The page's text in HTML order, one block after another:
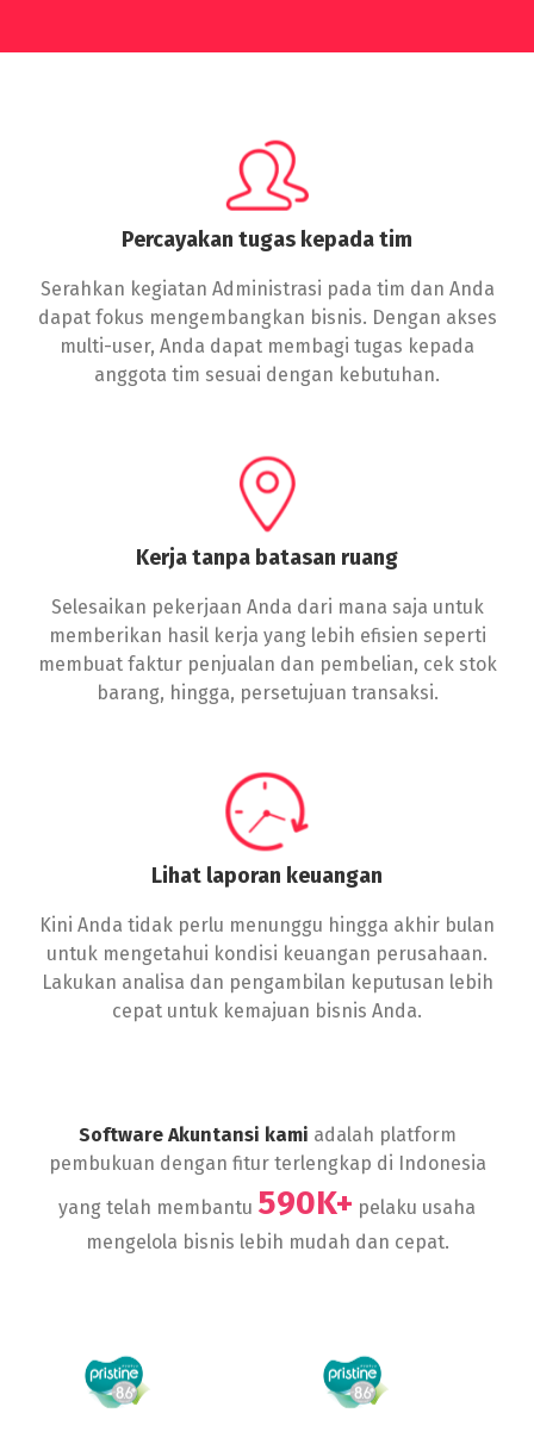
Percayakan tugas kepada tim
Serahkan kegiatan Administrasi pada tim dan Anda
dapat fokus mengembangkan bisnis. Dengan akses
multi-user, Anda dapat membagi tugas kepada
anggota tim sesuai dengan kebutuhan.
Kerja tanpa batasan ruang
Selesaikan pekerjaan Anda dari mana saja untuk
memberikan hasil kerja yang lebih efisien seperti
membuat faktur penjualan dan pembelian, cek stok
barang, hingga, persetujuan transaksi.
Lihat laporan keuangan
Kini Anda tidak perlu menunggu hingga akhir bulan
untuk mengetahui kondisi keuangan perusahaan.
Lakukan analisa dan pengambilan keputusan lebih
cepat untuk kemajuan bisnis Anda.
Software Akuntansi kami adalah platform
pembukuan dengan fitur terlengkap di Indonesia
yang telah membantu 590K+ pelaku usaha
mengelola bisnis lebih mudah dan cepat.